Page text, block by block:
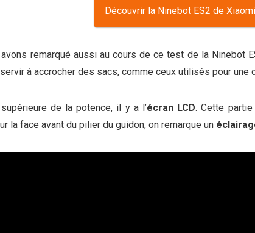
Découvrir la Ninebot ES2 de
remarqué aussi au cours de ce test de la Ninebot
à accrocher des sacs, comme ceux utilisés pour une
de la potence, il y a l’écran LCD. Cette
la face avant du pilier du guidon, on remarque un